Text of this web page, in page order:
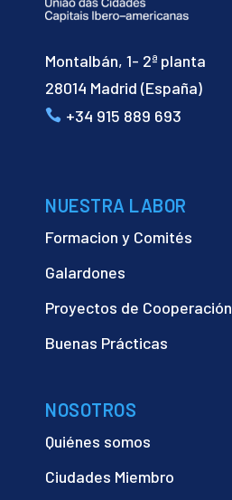
Montalbán, 1- 2ª planta
28014 Madrid (España)
+34 915 889 693
NUESTRA LABOR
Formacion y Comités
Galardones
Proyectos de Cooperación
Buenas Prácticas
NOSOTROS
Quiénes somos
Ciudades Miembro